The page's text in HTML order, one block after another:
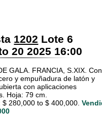
1202 Lote 6
20 2025 16:00
GALA. FRANCIA, S.XIX. Con
y empuñadura de latón y
con aplicaciones
Hoja: 79 cm.
$ 280,000 to $ 400,000.